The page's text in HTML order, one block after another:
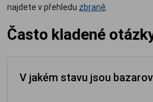
najdete v přehledu zbraně.
Často kladené
V jakém stavu jsou